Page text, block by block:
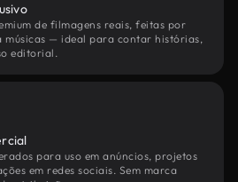
de filmagens reais, feitas por
músicas — ideal para contar histórias,
editorial.
para uso em anúncios, projetos
em redes sociais. Sem marca